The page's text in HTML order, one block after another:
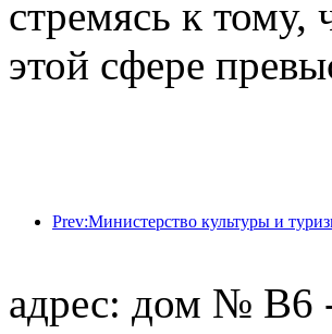
стремясь к
этой сфере
адрес: дом № B6